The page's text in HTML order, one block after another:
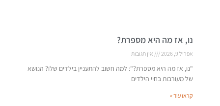
נו, אז מה היא מספרת?
אפריל 9, 2026 אין תגובות
"נו, אז מה היא מספרת?": למה חשוב להתעניין בילדים שלו? הנושא
של מעורבות בחיי הילדים
קראו עוד »